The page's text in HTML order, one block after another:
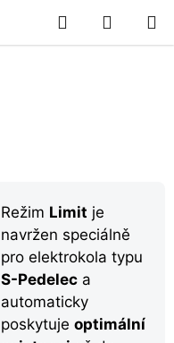
Hledat
KOŠÍK
Režim Limit je
navržen speciálně
pro elektrokola typu
S-Pedelec a
automaticky
poskytuje optimální